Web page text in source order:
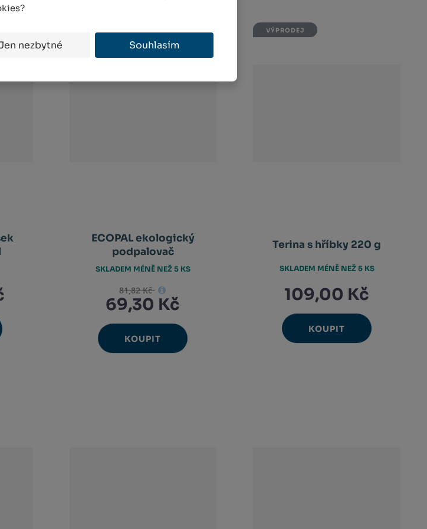
nezbytné Souhlasím
-15
ECOPAL ekologický
podpalovač
81,82 Kč
69,30 Kč
Změnit
Navýšit
množství
Snížit
Ks
KOUPIT
SKLADEM MÉNĚ NEŽ 5 KS
VÝPRODEJ
Terina s hříbky 220 g
109,00 Kč
Změnit
Navýšit
množství
Snížit
Ks
KOUPIT
SKLADEM MÉNĚ NEŽ 5 KS